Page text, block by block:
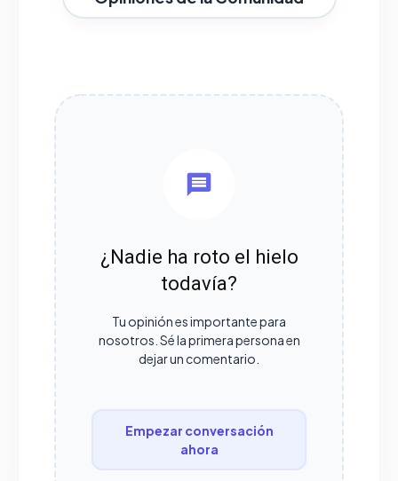
¿Nadie ha roto el hielo
todavía?
Tu opinión es importante para
nosotros. Sé la primera persona en
dejar un comentario.
Empezar conversación
ahora